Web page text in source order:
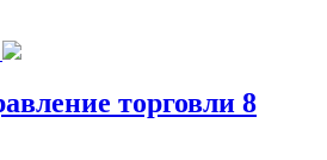
торговли 8